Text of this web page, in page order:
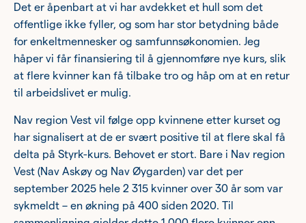
Det er åpenbart at vi har avdekket et hull som det
offentlige ikke fyller, og som har stor betydning både
for enkeltmennesker og samfunnsøkonomien. Jeg
håper vi får finansiering til å gjennomføre nye kurs, slik
at flere kvinner kan få tilbake tro og håp om at en retur
til arbeidslivet er mulig.
Nav region Vest vil følge opp kvinnene etter kurset og
har signalisert at de er svært positive til at flere skal få
delta på Styrk-kurs. Behovet er stort. Bare i Nav region
Vest (Nav Askøy og Nav Øygarden) var det per
september 2025 hele 2 315 kvinner over 30 år som var
sykmeldt – en økning på 400 siden 2020. Til